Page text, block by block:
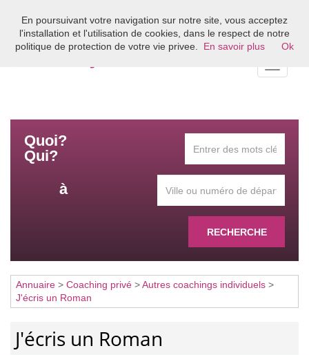
Bienvenue sur l'annuaire du coaching en France
Quoi?
Qui?
à
RECHERCHE
Annuaire > Coaching privé >Autres coachings individuels >
J'écris un Roman
J'écris un Roman
En poursuivant votre navigation sur notre site, vous acceptez
l'installation et l'utilisation de cookies, dans le respect de notre
politique de protection de votre vie privee.
En savoir plus Ok